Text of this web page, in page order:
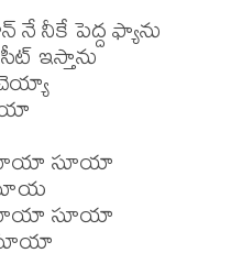
పెద్ద ఫ్యాను
ఇస్తాను
సూయా
సూయా